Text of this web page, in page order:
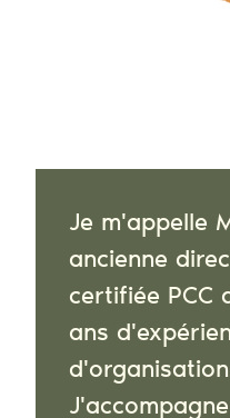
Je m'appelle
ancienne
certifiée PCC
ans